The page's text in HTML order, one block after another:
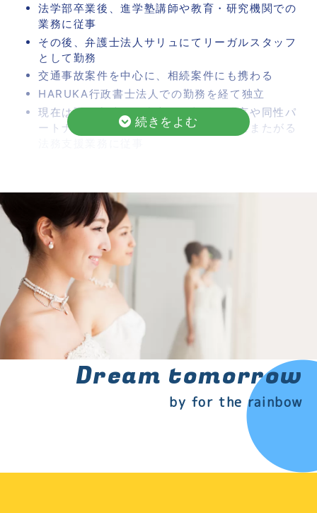
す。仕事は、製薬会社で会社員として働きなが
ら、ファイナンシャルプランナーとして法人を経
営し、資産づくりや将来の備えをサポートをして
います。
同性カップルには、お金に関する「見えない壁」
がたくさんあります。私自身、保険や扶養の制度
を利用できず負担が大きくなったり、妊活で500
でも、お金の制度は「使えない」だけではなく、
「知っていれば活用できる」こともたくさんあり
ます。 制度をうまく活用することで、税負担を
抑えたり、思いがけないサポートを受けられるよ
うになりました。
お金の知識は、「大切な人を守り、自分らしく生
きる力」。
資産を築き、将来に備えることで、お金の不安を
減らし、人生の選択肢を広げることができます。
制度を味方につけることで、もっと自由な未来を
当事者同士、気軽にお話ししましょう！
法学部卒業後、進学塾講師や教育・研究機関での
業務に従事
その後、弁護士法人サリュにてリーガルスタッフ
として勤務
交通事故案件を中心に、相続案件にも携わる
HARUKA行政書士法人での勤務を経て独立
現在は不動産法務を中心に、相続・遺言や同性パ
ートナーシップ公正証書等、複数分野にまたがる
一般社団法人にじーずの冊子「LGBTユースのた
めにおとなができること」作成にも携わる
保有資格
行政書士
宅地建物取引士
3級FP技能士
公正証書という言葉が、一筋の光のように見えまし
2015年、渋谷区で同性パートナーシップ証明書に関
する条例が成立したというニュースに触れ、「公正
証書」がふたりを守るための書類であると知ったと
Dream tomorrow
by for the rainbow